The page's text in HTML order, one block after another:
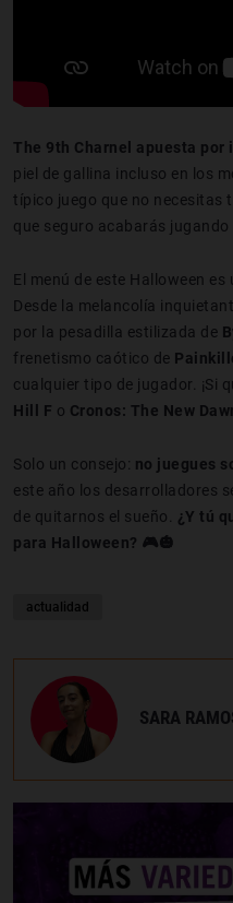
The 9th Charnel apuesta por
piel de gallina incluso en los
típico juego que no necesitas
que seguro acabarás jugando
El menú de este Halloween
Desde la melancolía
por la pesadilla estilizada de
frenetismo caótico de
cualquier tipo de jugador. ¡Si
Hill F o Cronos: The New
Solo un consejo: no juegues
este año los desarrolladores
de quitarnos el sueño. ¿Y tú
para Halloween? 🎮🎃
actualidad
SARA